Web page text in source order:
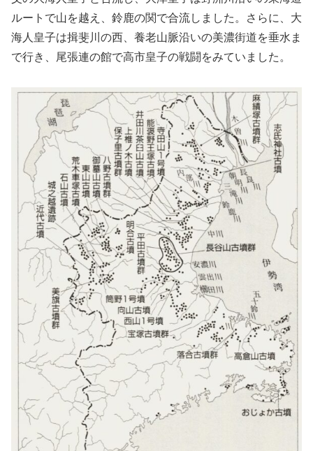
ルートで山を越え、鈴鹿の関で合流しました。さらに、大
海人皇子は揖斐川の西、養老山脈沿いの美濃街道を垂水ま
で行き、尾張連の館で高市皇子の戦闘をみていました。